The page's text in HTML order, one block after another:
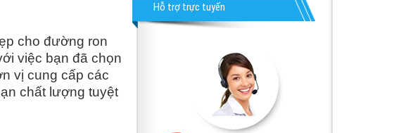
cho đường ron
việc bạn đã chọn
vị cung cấp các
chất lượng tuyệt
Hỗ trợ trực tuyến